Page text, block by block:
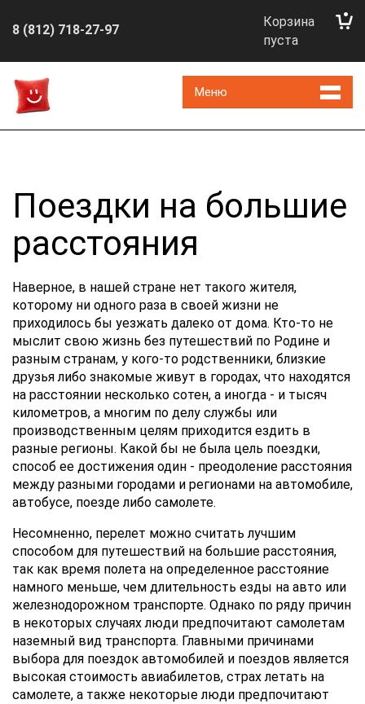
8 (812) 718-27-97
Корзина
пуста
Меню
Поездки на большие
расстояния
Наверное, в нашей стране нет такого жителя,
которому ни одного раза в своей жизни не
приходилось бы уезжать далеко от дома. Кто-то не
мыслит свою жизнь без путешествий по Родине и
разным странам, у кого-то родственники, близкие
друзья либо знакомые живут в городах, что находятся
на расстоянии несколько сотен, а иногда - и тысяч
километров, а многим по делу службы или
производственным целям приходится ездить в
разные регионы. Какой бы не была цель поездки,
способ ее достижения один - преодоление расстояния
между разными городами и регионами на автомобиле,
автобусе, поезде либо самолете.
Несомненно, перелет можно считать лучшим
способом для путешествий на большие расстояния,
так как время полета на определенное расстояние
намного меньше, чем длительность езды на авто или
железнодорожном транспорте. Однако по ряду причин
в некоторых случаях люди предпочитают самолетам
наземный вид транспорта. Главными причинами
выбора для поездок автомобилей и поездов является
высокая стоимость авиабилетов, страх летать на
самолете, а также некоторые люди предпочитают